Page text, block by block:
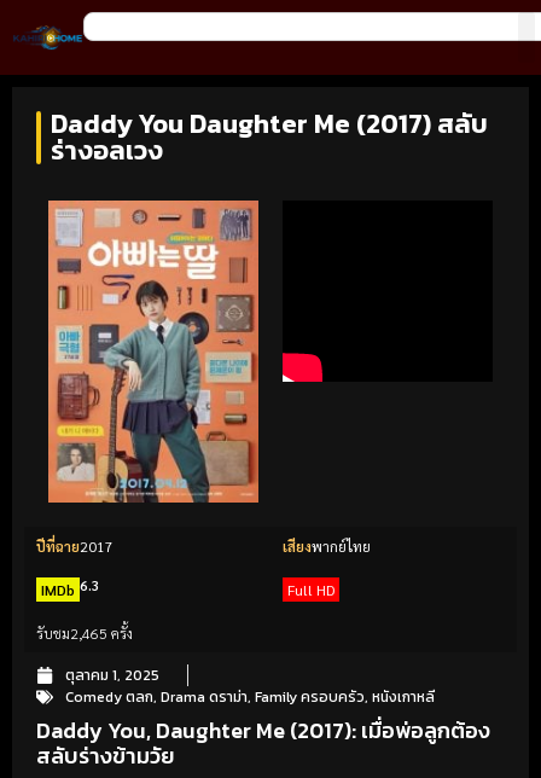
Daddy You Daughter Me (2017) สลับ
ร่างอลเวง
ปีที่ฉาย2017 เสียงพากย์ไทย
IMDb 6.3 Full HD
รับชม2,465 ครั้ง
ตุลาคม 1, 2025
Comedy ตลก, Drama ดราม่า, Family ครอบครัว, หนังเกาหลี
Daddy You, Daughter Me (2017): เมื่อพ่อลูกต้อง
สลับร่างข้ามวัย